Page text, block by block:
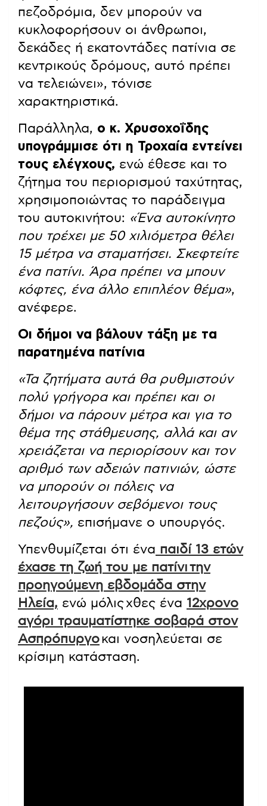
πεζοδρόμια, δεν μπορούν να
κυκλοφορήσουν οι άνθρωποι,
δεκάδες ή εκατοντάδες πατίνια σε
κεντρικούς δρόμους, αυτό πρέπει
να τελειώνει», τόνισε
χαρακτηριστικά.
Παράλληλα, ο κ. Χρυσοχοΐδης
υπογράμμισε ότι η Τροχαία εντείνει
τους ελέγχους, ενώ έθεσε και το
ζήτημα του περιορισμού ταχύτητας,
χρησιμοποιώντας το παράδειγμα
του αυτοκινήτου: «Ένα αυτοκίνητο
που τρέχει με 50 χιλιόμετρα θέλει
15 μέτρα να σταματήσει. Σκεφτείτε
ένα πατίνι. Άρα πρέπει να μπουν
κόφτες, ένα άλλο επιπλέον θέμα»,
ανέφερε.
Οι δήμοι να βάλουν τάξη με τα
παρατημένα πατίνια
«Τα ζητήματα αυτά θα ρυθμιστούν
πολύ γρήγορα και πρέπει και οι
δήμοι να πάρουν μέτρα και για το
θέμα της στάθμευσης, αλλά και αν
χρειάζεται να περιορίσουν και τον
αριθμό των αδειών πατινιών, ώστε
να μπορούν οι πόλεις να
λειτουργήσουν σεβόμενοι τους
πεζούς», επισήμανε ο υπουργός.
Υπενθυμίζεται ότι ένα παιδί 13 ετών
έχασε τη ζωή του με πατίνι την
προηγούμενη εβδομάδα στην
Ηλεία, ενώ μόλις χθες ένα 12χρονο
αγόρι τραυματίστηκε σοβαρά στον
Ασπρόπυργοκαι νοσηλεύεται σε
κρίσιμη κατάσταση.